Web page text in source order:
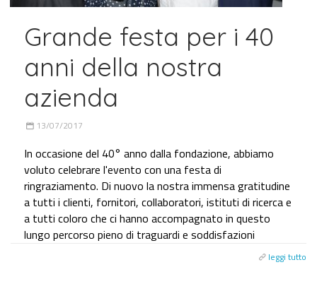
Grande festa per i 40
anni della nostra
azienda
13/07/2017
In occasione del 40° anno dalla fondazione, abbiamo
voluto celebrare l'evento con una festa di
ringraziamento. Di nuovo la nostra immensa gratitudine
a tutti i clienti, fornitori, collaboratori, istituti di ricerca e
a tutti coloro che ci hanno accompagnato in questo
lungo percorso pieno di traguardi e soddisfazioni
leggi tutto